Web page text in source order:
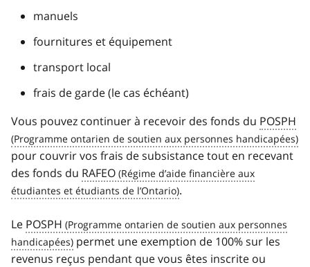
manuels
fournitures et équipement
transport local
frais de garde (le cas échéant)
Vous pouvez continuer à recevoir des fonds du POSPH
pour couvrir vos frais de subsistance tout en recevant
des fonds du RAFEO
.
Le POSPH
permet une exemption de 100% sur les
revenus reçus pendant que vous êtes inscrite ou